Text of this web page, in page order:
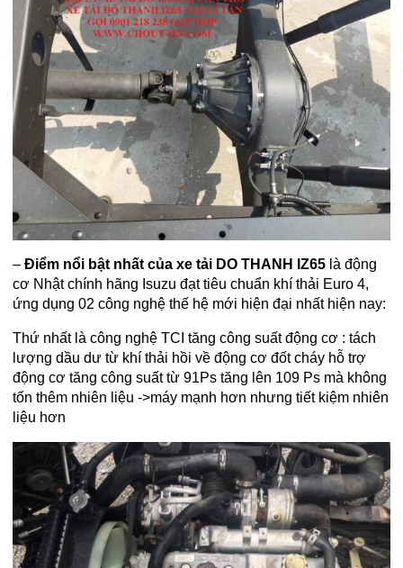
– Điểm nổi bật nhất của xe tải DO THANH IZ65là động
cơ Nhật chính hãng Isuzu đạt tiêu chuẩn khí thải Euro 4,
ứng dụng 02 công nghệ thế hệ mới hiện đại nhất hiện nay:
Thứ nhất là công nghệ TCI tăng công suất động cơ : tách
lượng dầu dư từ khí thải hồi về động cơ đốt cháy hỗ trợ
động cơ tăng công suất từ 91Ps tăng lên 109 Ps mà không
tốn thêm nhiên liệu ->máy mạnh hơn nhưng tiết kiệm nhiên
liệu hơn